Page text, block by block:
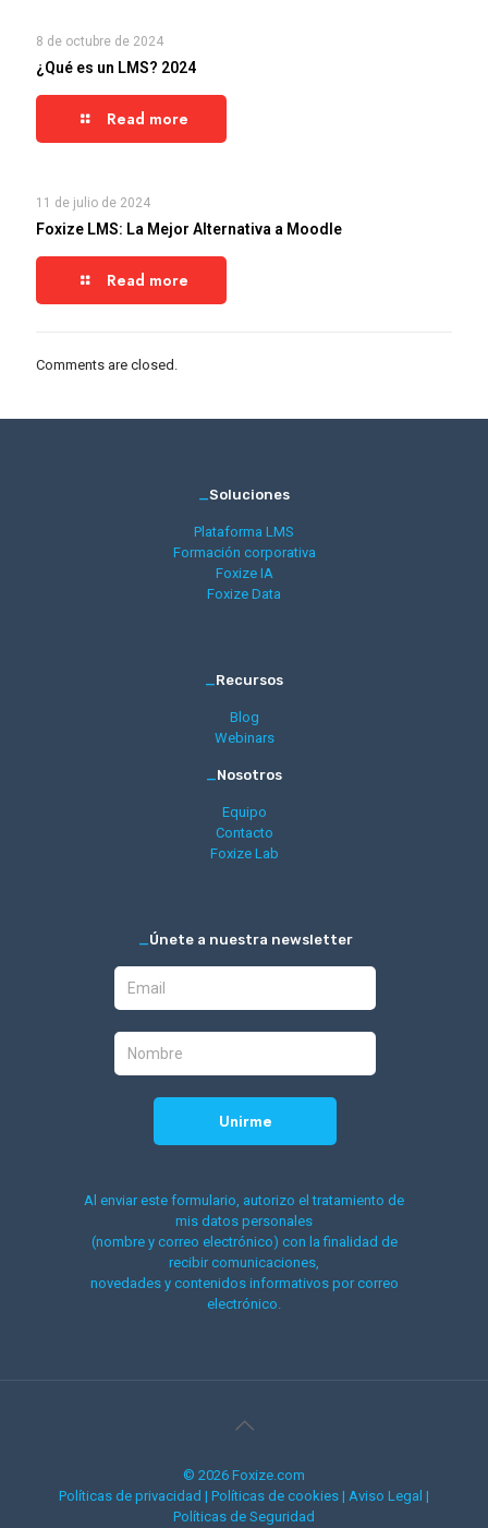
8 de octubre de 2024
¿Qué es un LMS? 2024
Read more
11 de julio de 2024
Foxize LMS: La Mejor Alternativa a Moodle
Read more
Comments are closed.
_Soluciones
Plataforma LMS
Formación corporativa
Foxize IA
Foxize Data
_Recursos
Blog
Webinars
_Nosotros
Equipo
Contacto
Foxize Lab
_Únete a nuestra newsletter
Al enviar este formulario, autorizo el tratamiento de
mis datos personales
(nombre y correo electrónico) con la finalidad de
recibir comunicaciones,
novedades y contenidos informativos por correo
electrónico.
© 2026 Foxize.com
Políticas de privacidad | Políticas de cookies | Aviso Legal |
Políticas de Seguridad